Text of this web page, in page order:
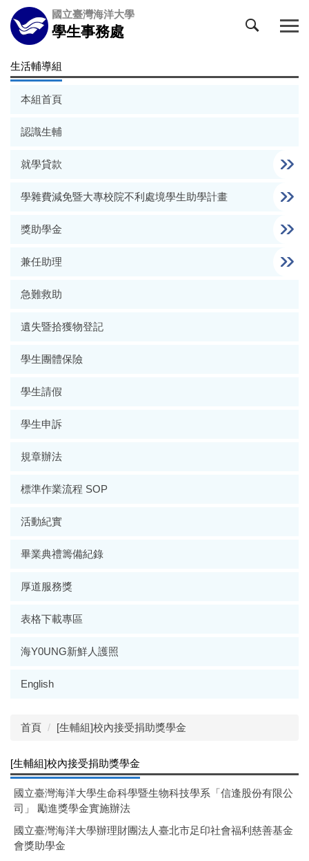
跳
到
主
內
國立臺灣海洋大學
學生事務處
生活輔導組
本組首頁
認識生輔
就學貸款
學雜費減免暨大專校院不利處境學生助學計畫
獎助學金
兼任助理
急難救助
遺失暨拾獲物登記
學生團體保險
學生請假
學生申訴
規章辦法
標準作業流程 SOP
活動紀實
畢業典禮籌備紀錄
厚道服務獎
表格下載專區
海Y0UNG新鮮人護照
English
首頁 [生輔組]校內接受捐助獎學金
[生輔組]校內接受捐助獎學金
國立臺灣海洋大學生命科學暨生物科技學系「信逢股份有限公
司」 勵進獎學金實施辦法
國立臺灣海洋大學辦理財團法人臺北市足印社會福利慈善基金
會獎助學金